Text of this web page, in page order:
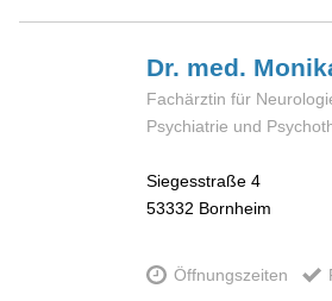
Dr. med.
Fachärztin für
Psychiatrie und
Siegesstraße 4
53332 Bornheim
Öffnungszeiten